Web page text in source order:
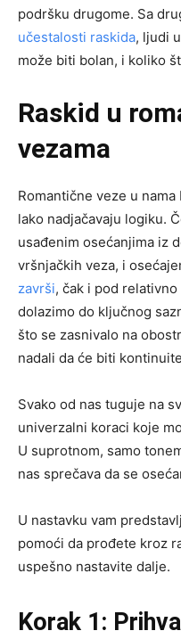
podršku drugome. Sa
učestalosti raskida, ljudi
može biti bolan, i koliko
Raskid u
vezama
Romantične veze u
lako nadjačavaju logiku.
usađenim osećanjima iz
vršnjačkih veza, i
završi, čak i pod
dolazimo do ključnog
što se zasnivalo na
nadali da će biti
Svako od nas tuguje na
univerzalni koraci koje
U suprotnom, samo
nas sprečava da se
U nastavku vam
pomoći da prođete kroz
uspešno nastavite dalje.
Korak 1: